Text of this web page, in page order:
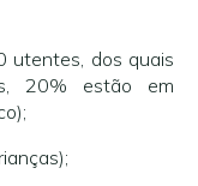
utentes, dos quais
20% estão em